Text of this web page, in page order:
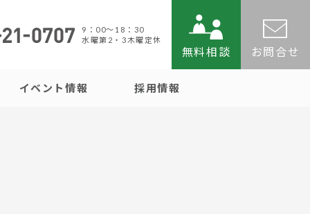
9：00〜18：30
水曜第2・3木曜定休
無料相談 お問合せ
イベント情報 採用情報